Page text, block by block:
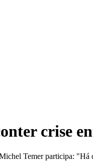
crise
Temer participa: "Há